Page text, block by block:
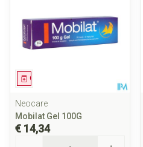
Geneesmiddel
Neocare
Mobilat Gel 100G
€ 14,34